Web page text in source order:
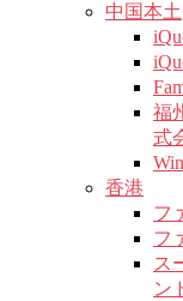
中国本土
福
式
香港
フ
フ
ス
ン